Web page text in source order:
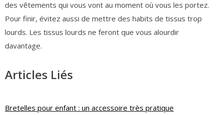
des vêtements qui vous vont au moment où vous les portez.
Pour finir, évitez aussi de mettre des habits de tissus trop
lourds. Les tissus lourds ne feront que vous alourdir
davantage.
Articles Liés
Bretelles pour enfant : un accessoire très pratique